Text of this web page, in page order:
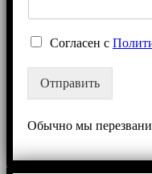
G
о
л
а
Согласен с
Отправить
Обычно мы